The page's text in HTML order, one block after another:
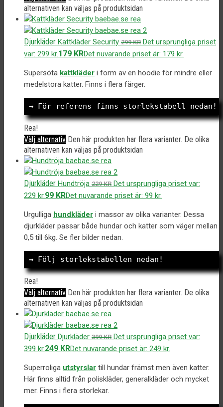
alternativen kan väljas på produktsidan
Djurkläder Kattkläder Security 299KR Det ursprungliga priset
var: 299 kr.179 KRDet nuvarande priset är: 179 kr.
Supersöta kattkläder i form av en hoodie för mindre eller
medelstora katter. Finns i flera färger.
→ För referens finns storlekstabell nedan!
Rea!
Välj alternativ Den här produkten har flera varianter. De olika
alternativen kan väljas på produktsidan
Djurkläder Hundtröja 229KR Det ursprungliga priset var:
229 kr.99 KRDet nuvarande priset är: 99 kr.
Urgulliga hundkläder i massor av olika varianter. Dessa
djurkläder passar både hundar och katter som väger mellan
0,5 till 6kg. Se fler bilder nedan.
→ Följ storlekstabellen nedan!
Rea!
Välj alternativ Den här produkten har flera varianter. De olika
alternativen kan väljas på produktsidan
Djurkläder Djurkläder 399KR Det ursprungliga priset var:
399 kr.249 KRDet nuvarande priset är: 249 kr.
Superroliga utstyrslar till hundar främst men även katter.
Här finns alltid från poliskläder, generalkläder och mycket
mer. Finns i flera storlekar.